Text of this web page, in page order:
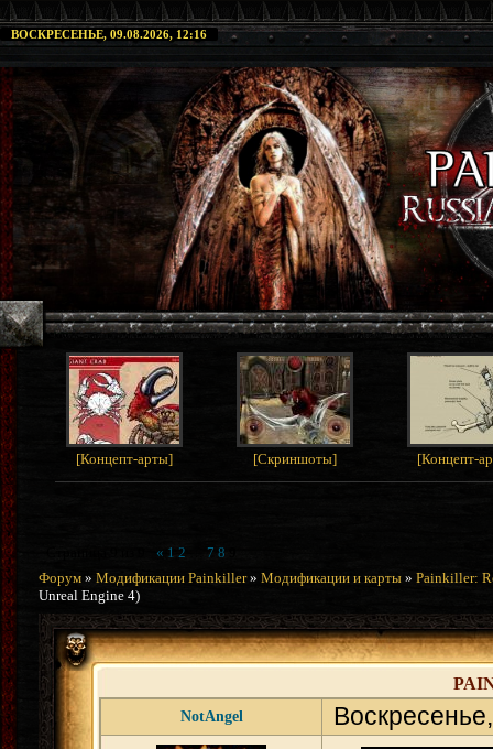
ВОСКРЕСЕНЬЕ, 09.08.2026, 12:16
[Концепт-арты] [Скриншоты] [Концепт-
« 1 2 7 8
Форум » Модификации Painkiller » Модификации и карты » Painkiller:
Unreal Engine 4)
NotAngel